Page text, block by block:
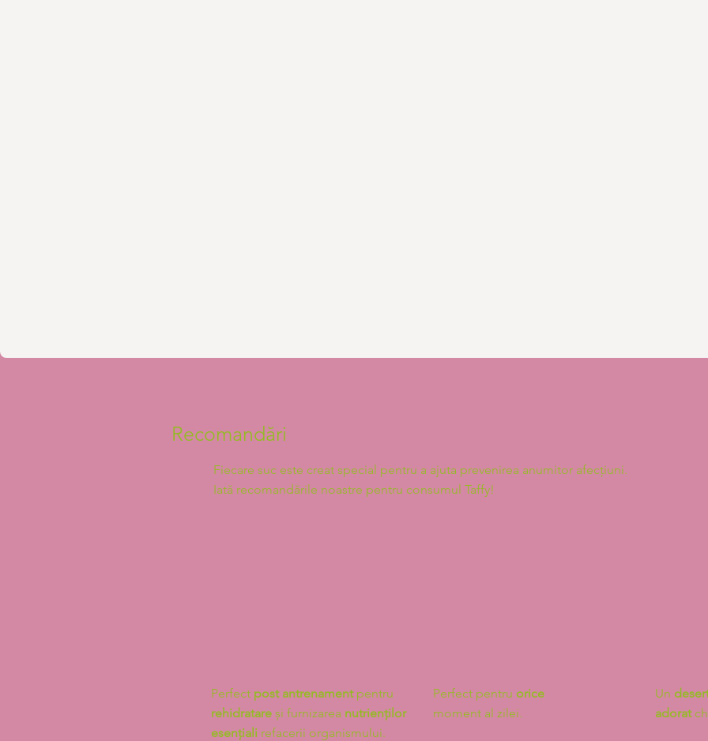
Recomandări
Fiecare suc este creat special pentru a ajuta prevenirea anumitor afecțiuni.
Iată recomandările noastre pentru consumul Taffy!
Perfect post antrenamentpentru
rehidratare și furnizarea nutrienților
esențiali refacerii organismului.
Perfect pentru orice
moment al zilei.
Un
adorat